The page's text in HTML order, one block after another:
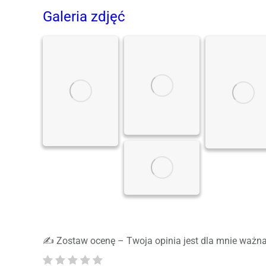
Galeria zdjęć
✍️ Zostaw ocenę – Twoja opinia jest dla mnie